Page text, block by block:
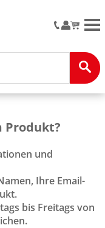
Produkt?
und
Ihre Email-
bis Freitags von